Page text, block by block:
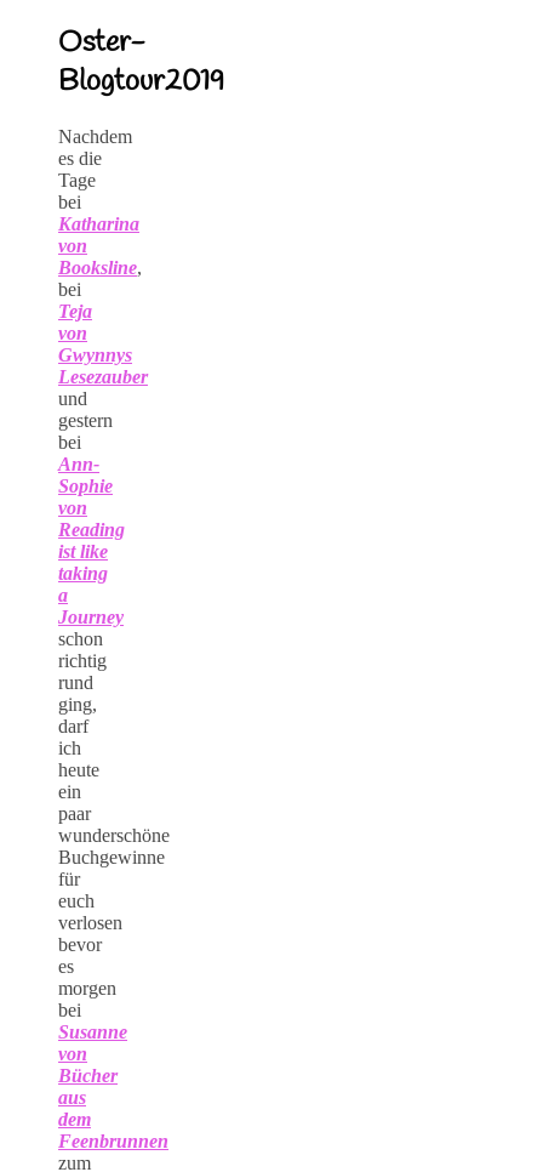
Oster-
Blogtour2019
Nachdem
es die
Tage
bei
Katharina
von
Booksline,
bei
Teja
von
Gwynnys
Lesezauber
und
gestern
bei
Ann-
Sophie
von
Reading
ist like
taking
a
Journey
schon
richtig
rund
ging,
darf
ich
heute
ein
paar
wunderschöne
Buchgewinne
für
euch
verlosen
bevor
es
morgen
bei
Susanne
von
Bücher
aus
dem
Feenbrunnen
zum